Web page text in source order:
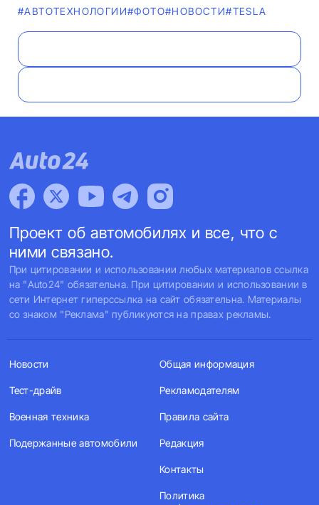
#АВТОТЕХНОЛОГИИ#ФОТО#НОВОСТИ#TESLA
Проект об автомобилях и все, что с
ними связано.
При цитировании и использовании любых материалов ссылка
на "Auto24" обязательна. При цитировании и использовании в
сети Интернет гиперссылка на сайт обязательна. Материалы
со знаком "Реклама" публикуются на правах рекламы.
Новости
Тест-драйв
Военная техника
Подержанные автомобили
Общая информация
Рекламодателям
Правила сайта
Редакция
Контакты
Политика